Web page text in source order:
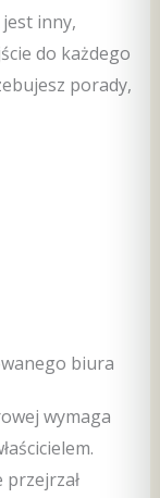
inny,
do każdego
porady,
biura
wymaga
przejrzał